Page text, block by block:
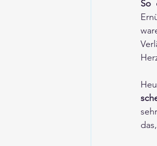
So